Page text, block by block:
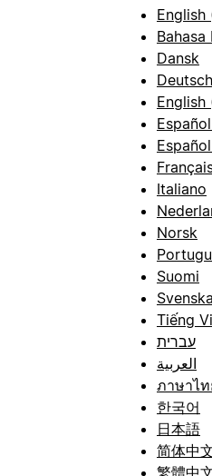
English
Bahasa
Dansk
Deutsch
English
Italiano
Norsk
Suomi
Svenska
Tiếng
עברית
العربية
ภาษาไท
한국어
日本語
简体中
繁體中